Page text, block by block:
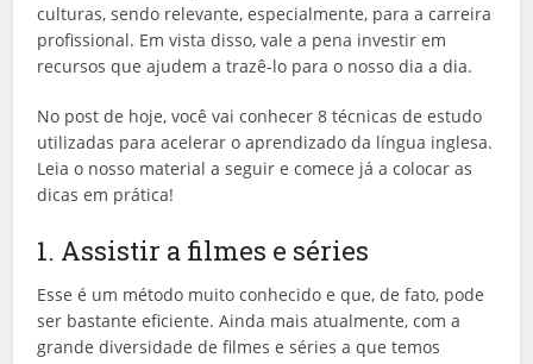
culturas, sendo relevante, especialmente, para a carreira
profissional. Em vista disso, vale a pena investir em
recursos que ajudem a trazê-lo para o nosso dia a dia.
No post de hoje, você vai conhecer 8 técnicas de estudo
utilizadas para acelerar o aprendizado da língua inglesa.
Leia o nosso material a seguir e comece já a colocar as
dicas em prática!
1. Assistir a filmes e séries
Esse é um método muito conhecido e que, de fato, pode
ser bastante eficiente. Ainda mais atualmente, com a
grande diversidade de filmes e séries a que temos